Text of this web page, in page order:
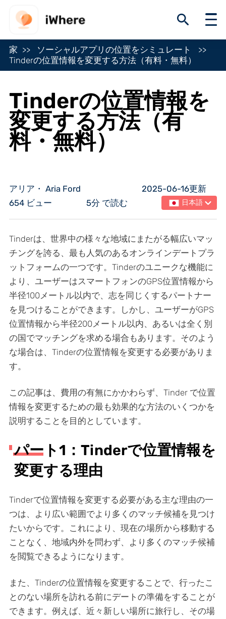
家
ソーシャルアプリの位置をシミュレート
Tinderの位置情報を変更する方法（有料・無料）
Tinderの位置情報を
変更する方法（有
料・無料）
アリア・ Aria Ford
2025-06-16更新
654 ビュー
5分 で読む 日本語
Tinderは、世界中の様々な地域にまたがる幅広いマッ
チングを誇る、最も人気のあるオンラインデートプラ
ットフォームの一つです。Tinderのユニークな機能に
より、ユーザーはスマートフォンのGPS位置情報から
半径100メートル以内で、志を同じくするパートナー
を見つけることができます。しかし、ユーザーがGPS
位置情報から半径200メートル以内、あるいは全く別
の国でマッチングを求める場合もあります。そのよう
な場合は、Tinderの位置情報を変更する必要がありま
す。
この記事は、費用の有無にかかわらず、Tinder で位置
情報を変更するための最も効果的な方法のいくつかを
説明することを目的としています。
パート1：Tinderで位置情報を
変更する理由
Tinderで位置情報を変更する必要がある主な理由の一
つは、より広い範囲でより多くのマッチ候補を見つけ
たいからです。これにより、現在の場所から移動する
ことなく、地域内外を問わず、より多くのマッチ候補
を閲覧できるようになります。
また、Tinderの位置情報を変更することで、行ったこ
とのない場所を訪れる前にデートの準備をすることが
できます。例えば、近々新しい場所に旅行し、その場